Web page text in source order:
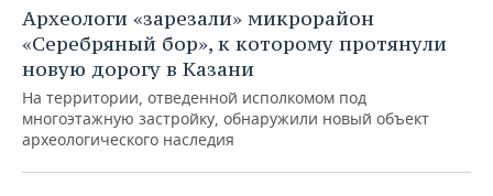
Археологи «зарезали» микрорайон
«Серебряный бор», к которому протянули
новую дорогу в Казани
На территории, отведенной исполкомом под
многоэтажную застройку, обнаружили новый объект
археологического наследия